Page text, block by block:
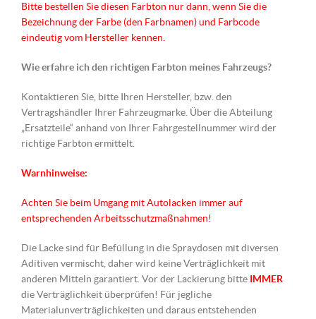
Bitte bestellen Sie diesen Farbton nur dann, wenn Sie die
Bezeichnung der Farbe (den Farbnamen) und Farbcode
eindeutig vom Hersteller kennen.
Wie erfahre ich den richtigen Farbton meines Fahrzeugs?
Kontaktieren Sie, bitte Ihren Hersteller, bzw. den
Vertragshändler Ihrer Fahrzeugmarke. Über die Abteilung
„Ersatzteile“ anhand von Ihrer Fahrgestellnummer wird der
richtige Farbton ermittelt.
Warnhinweise:
Achten Sie beim Umgang mit Autolacken immer auf
entsprechenden Arbeitsschutzmaßnahmen!
Die Lacke sind für Befüllung in die Spraydosen mit diversen
Aditiven vermischt, daher wird keine Verträglichkeit mit
anderen Mitteln garantiert. Vor der Lackierung bitte IMMER
die Verträglichkeit überprüfen! Für jegliche
Materialunverträglichkeiten und daraus entstehenden